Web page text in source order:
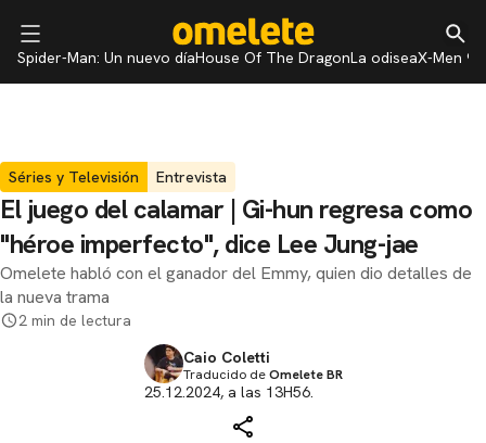
Spider-Man: Un nuevo díaHouse Of The DragonLa odiseaX-Men 97
Séries y Televisión Entrevista
El juego del calamar | Gi-hun regresa como
"héroe imperfecto", dice Lee Jung-jae
Omelete habló con el ganador del Emmy, quien dio detalles de
la nueva trama
2 min de lectura
Caio Coletti
Traducido deOmelete BR
25.12.2024, a las 13H56.